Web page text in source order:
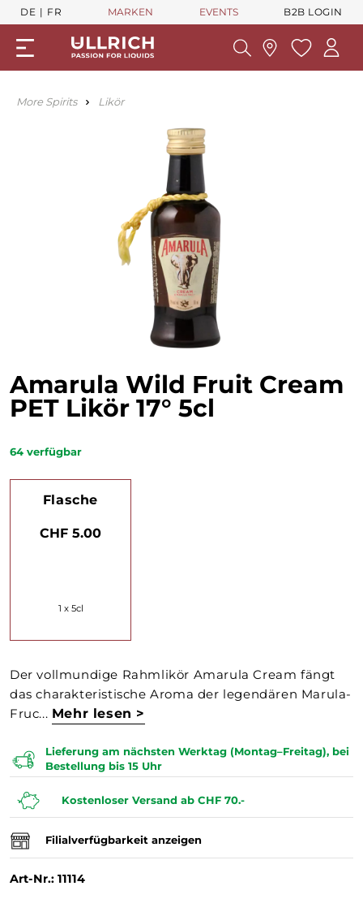
DE FR MARKEN EVENTS B2B LOGIN
More Spirits Likör
Amarula Wild Fruit Cream
PET Likör 17° 5cl
64 verfügbar
Flasche
CHF 5.00
1 x 5cl
Der vollmundige Rahmlikör Amarula Cream fängt
das charakteristische Aroma der legendären Marula-
Fruc... Mehr lesen >
Lieferung am nächsten Werktag (Montag–Freitag), bei
Bestellung bis 15 Uhr
Kostenloser Versand ab CHF 70.-
Filialverfügbarkeit anzeigen
Art-Nr.: 11114